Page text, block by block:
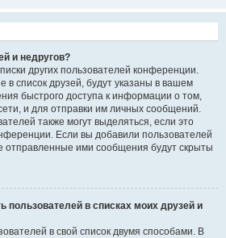
и недругов?
других пользователей конференции.
в список друзей, будут указаны в вашем
быстрого доступа к информации о том,
и для отправки им личных сообщений.
также могут выделяться, если это
Если вы добавили пользователей
отправленные ими сообщения будут скрыты
пользователей в списках моих друзей и
в свой список двумя способами. В